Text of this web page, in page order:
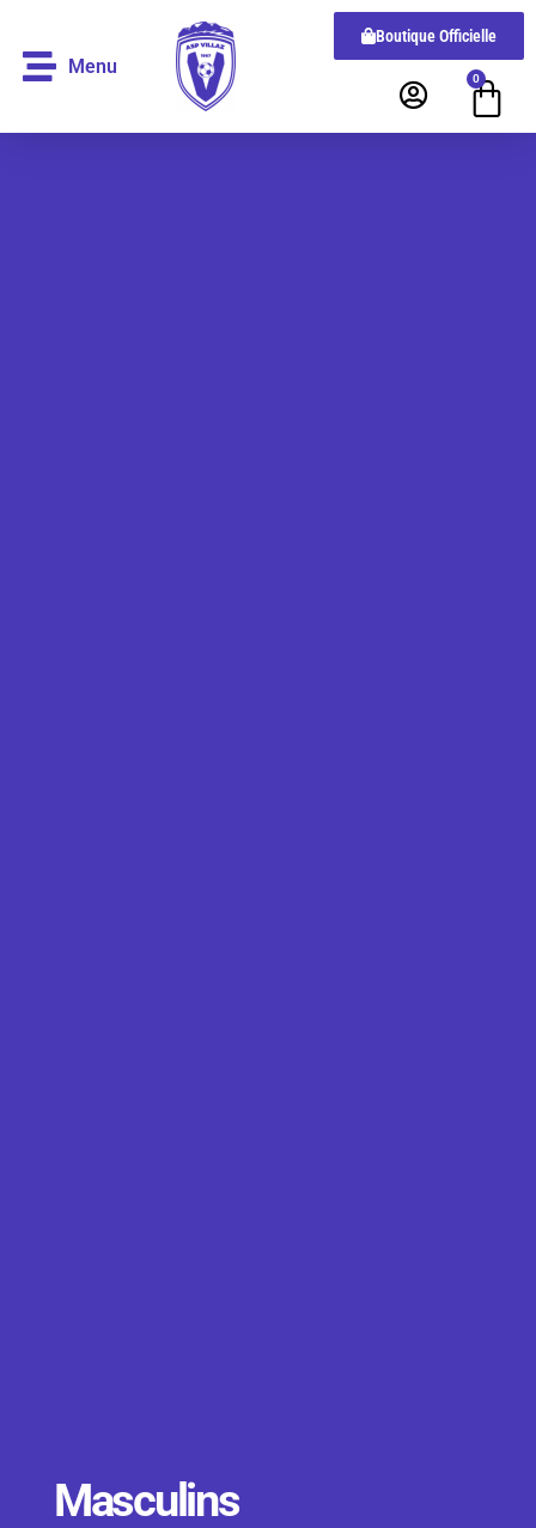
Menu
Boutique Officielle
0
Masculins